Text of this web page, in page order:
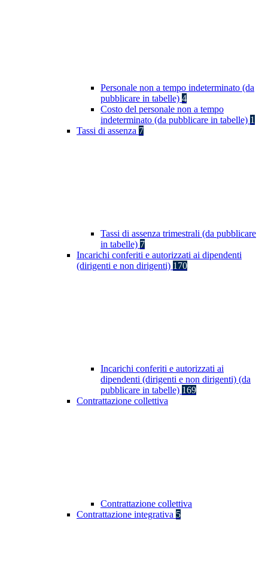
Personale non a tempo indeterminato (da
pubblicare in tabelle) 4
Costo del personale non a tempo
indeterminato (da pubblicare in tabelle) 1
Tassi di assenza 7
Tassi di assenza trimestrali (da pubblicare
in tabelle) 7
Incarichi conferiti e autorizzati ai dipendenti
(dirigenti e non dirigenti) 170
Incarichi conferiti e autorizzati ai
dipendenti (dirigenti e non dirigenti) (da
pubblicare in tabelle) 169
Contrattazione collettiva
Contrattazione collettiva
Contrattazione integrativa 5